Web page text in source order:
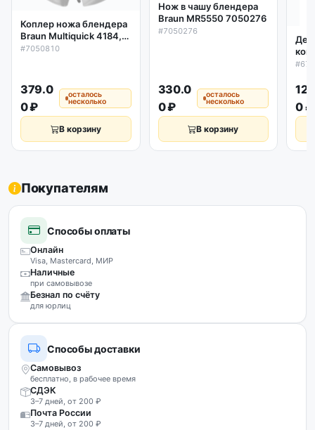
Коплер ножа блендера
Braun Multiquick 4184,
7050810
#7050810
379.0
0 ₽
осталось
несколько
В корзину
Нож в чашу блендера
Braun MR5550 7050276
#7050276
330.0
0 ₽
осталось
несколько
В корзину
0 ₽
Покупателям
Способы оплаты
Онлайн
Visa, Mastercard, МИР
Наличные
при самовывозе
Безнал по счёту
для юрлиц
Способы доставки
Самовывоз
бесплатно, в рабочее время
СДЭК
3–7 дней, от 200 ₽
Почта России
3–7 дней, от 200 ₽